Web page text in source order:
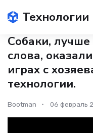
Технологии
Собаки,
слова,
играх с
технологии.
Bootman 06 февраль